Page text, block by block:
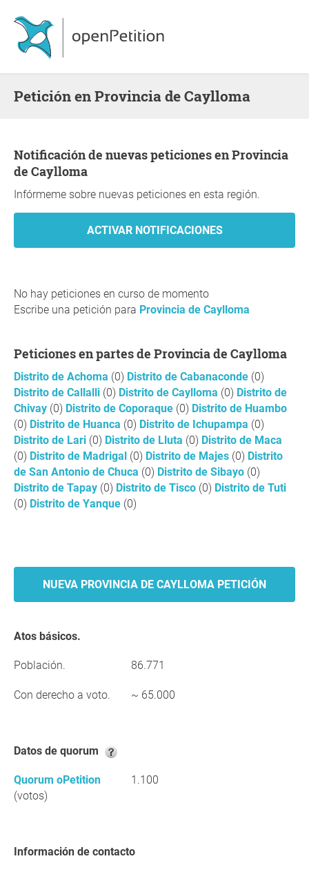
Petición en Provincia de Caylloma
Notificación de nuevas peticiones en Provincia
de Caylloma
Infórmeme sobre nuevas peticiones en esta región.
No hay peticiones en curso de momento
Escribe una petición para Provincia de Caylloma
Peticiones en partes de Provincia de Caylloma
Distrito de Achoma (0) Distrito de Cabanaconde (0)
Distrito de Callalli (0) Distrito de Caylloma (0) Distrito de
Chivay (0) Distrito de Coporaque (0) Distrito de Huambo
(0) Distrito de Huanca (0) Distrito de Ichupampa (0)
Distrito de Lari (0) Distrito de Lluta (0) Distrito de Maca
(0) Distrito de Madrigal (0) Distrito de Majes (0) Distrito
de San Antonio de Chuca (0) Distrito de Sibayo (0)
Distrito de Tapay (0) Distrito de Tisco (0) Distrito de Tuti
(0) Distrito de Yanque (0)
NUEVA PROVINCIA DE CAYLLOMA PETICIÓN
Atos básicos.
Población. 86.771
Con derecho a voto. ~ 65.000
Datos de quorum
Quorum oPetition
(votos)
1.100
Información de contacto